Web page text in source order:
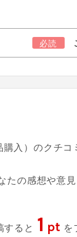
必読
入）のクチコ
たの感想や意
すると 1 pt を